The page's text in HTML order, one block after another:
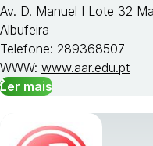
Av. D. Manuel I Lote 32
Albufeira
Telefone: 289368507
WWW: www.aar.edu.pt
Ler mais